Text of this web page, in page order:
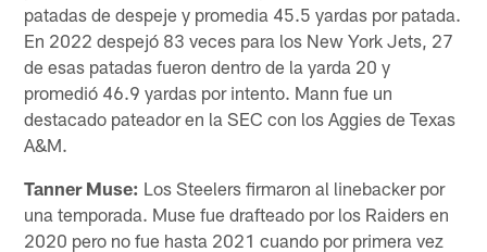
patadas de despeje y promedia 45.5 yardas por patada.
En 2022 despejó 83 veces para los New York Jets, 27
de esas patadas fueron dentro de la yarda 20 y
promedió 46.9 yardas por intento. Mann fue un
destacado pateador en la SEC con los Aggies de Texas
A&M.
Tanner Muse: Los Steelers firmaron al linebacker por
una temporada. Muse fue drafteado por los Raiders en
2020 pero no fue hasta 2021 cuando por primera vez